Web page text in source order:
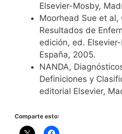
Elsevier-Mosby,
Moorhead Sue et al,
Resultados de
edición, ed.
España, 2005.
NANDA,
Definiciones y
editorial Elsevier,
Comparte esto: